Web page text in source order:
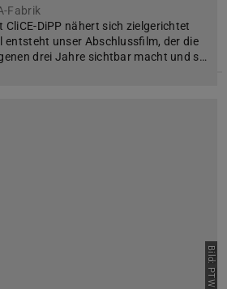
Fabrik
DiPP nähert sich zielgerichtet
entsteht unser Abschlussfilm, der die
drei Jahre sichtbar macht und s…
Bild: PTW